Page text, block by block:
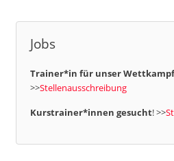
Jobs
Trainer*in für unser
>>Stellenausschreibung
Kurstrainer*innen gesucht! >>